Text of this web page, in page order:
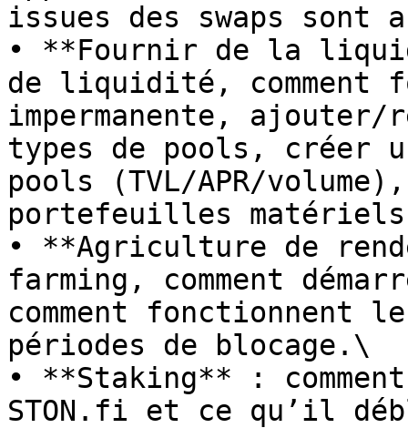
issues des swaps sont
• **Fournir de la
de liquidité, comment
impermanente,
types de pools, créer
pools (TVL/APR/
portefeuilles matériels
• **Agriculture de
farming, comment
comment fonctionnent
périodes de blocage.\
• **Staking** :
STON.fi et ce qu’il